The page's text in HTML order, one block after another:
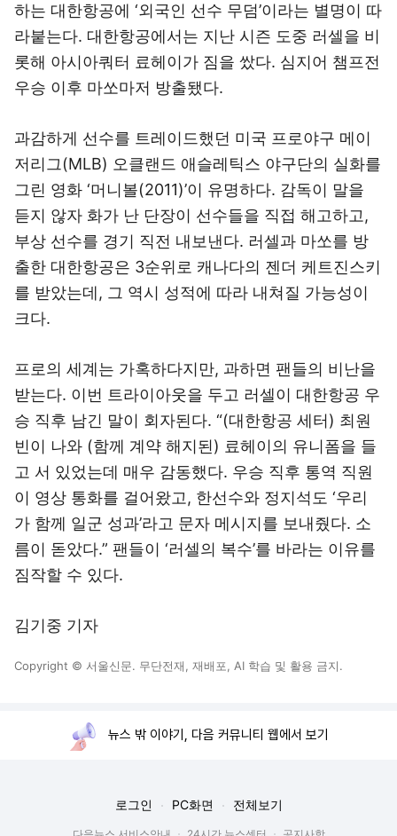
하는 대한항공에 ‘외국인 선수 무덤’이라는 별명이 따
라붙는다. 대한항공에서는 지난 시즌 도중 러셀을 비
롯해 아시아쿼터 료헤이가 짐을 쌌다. 심지어 챔프전
우승 이후 마쏘마저 방출됐다.
과감하게 선수를 트레이드했던 미국 프로야구 메이
저리그(MLB) 오클랜드 애슬레틱스 야구단의 실화를
그린 영화 ‘머니볼(2011)’이 유명하다. 감독이 말을
듣지 않자 화가 난 단장이 선수들을 직접 해고하고,
부상 선수를 경기 직전 내보낸다. 러셀과 마쏘를 방
출한 대한항공은 3순위로 캐나다의 젠더 케트진스키
를 받았는데, 그 역시 성적에 따라 내쳐질 가능성이
크다.
프로의 세계는 가혹하다지만, 과하면 팬들의 비난을
받는다. 이번 트라이아웃을 두고 러셀이 대한항공 우
승 직후 남긴 말이 회자된다. “(대한항공 세터) 최원
빈이 나와 (함께 계약 해지된) 료헤이의 유니폼을 들
고 서 있었는데 매우 감동했다. 우승 직후 통역 직원
이 영상 통화를 걸어왔고, 한선수와 정지석도 ‘우리
가 함께 일군 성과’라고 문자 메시지를 보내줬다. 소
름이 돋았다.” 팬들이 ‘러셀의 복수’를 바라는 이유를
짐작할 수 있다.
김기중 기자
Copyright © 서울신문. 무단전재, 재배포, AI 학습 및 활용 금지.
뉴스 밖 이야기, 다음 커뮤니티 웹에서 보기
로그인 PC화면 전체보기